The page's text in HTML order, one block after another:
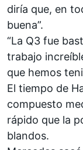
diría que, en
buena”.
“La Q3 fue
trabajo
que hemos
El tiempo de
compuesto
rápido que la
blandos.